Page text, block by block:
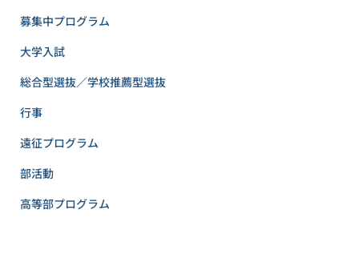
募集中プログラム
大学入試
総合型選抜／学校推薦型選抜
行事
遠征プログラム
部活動
高等部プログラム